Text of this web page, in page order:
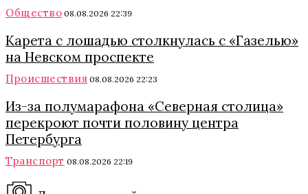
Общество 08.08.2026 22:39
Карета с лошадью столкнулась с «Газелью»
на Невском проспекте
Происшествия 08.08.2026 22:23
Из-за полумарафона «Северная столица»
перекроют почти половину центра
Петербурга
Транспорт 08.08.2026 22:19